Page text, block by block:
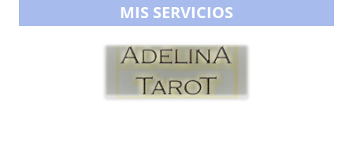
MIS SERVICIOS